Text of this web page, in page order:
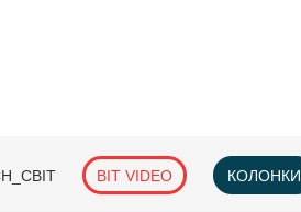
BIT VIDEO КОЛОНКИ